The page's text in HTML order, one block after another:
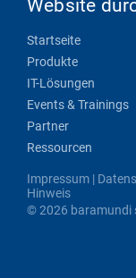
Website
Startseite
Produkte
IT-Lösungen
Events & Trainings
Partner
Ressourcen
Impressum |
Hinweis
© 2026 baramundi